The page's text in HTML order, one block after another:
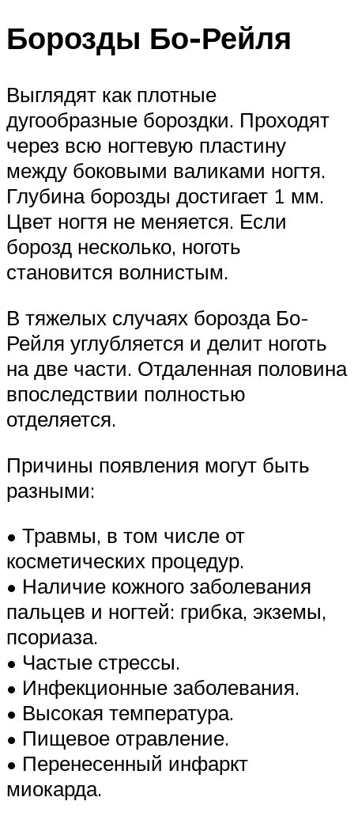
Борозды Бо-Рейля
Выглядят как плотные
дугообразные бороздки. Проходят
через всю ногтевую пластину
между боковыми валиками ногтя.
Глубина борозды достигает 1 мм.
Цвет ногтя не меняется. Если
борозд несколько, ноготь
становится волнистым.
В тяжелых случаях борозда Бо-
Рейля углубляется и делит ноготь
на две части. Отдаленная половина
впоследствии полностью
отделяется.
Причины появления могут быть
разными:
• Травмы, в том числе от
косметических процедур.
• Наличие кожного заболевания
пальцев и ногтей: грибка, экземы,
псориаза.
• Частые стрессы.
• Инфекционные заболевания.
• Высокая температура.
• Пищевое отравление.
• Перенесенный инфаркт
миокарда.